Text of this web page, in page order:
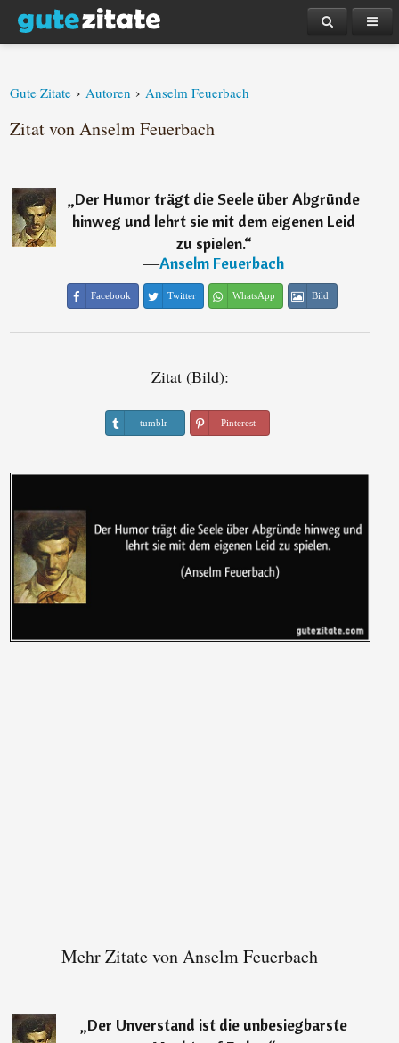
Gute Zitate › Autoren › Anselm Feuerbach
Zitat von Anselm Feuerbach
„Der Humor trägt die Seele über Abgründe
hinweg und lehrt sie mit dem eigenen Leid
zu spielen.“
―Anselm Feuerbach
Facebook Twitter WhatsApp Bild
Zitat (Bild):
tumblr Pinterest
Mehr Zitate von Anselm Feuerbach
„Der Unverstand ist die unbesiegbarste